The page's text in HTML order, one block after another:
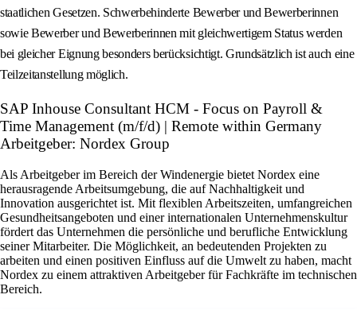
staatlichen Gesetzen. Schwerbehinderte Bewerber und Bewerberinnen
sowie Bewerber und Bewerberinnen mit gleichwertigem Status werden
bei gleicher Eignung besonders berücksichtigt. Grundsätzlich ist auch eine
Teilzeitanstellung möglich.
SAP Inhouse Consultant HCM - Focus on Payroll &
Time Management (m/f/d) | Remote within Germany
Arbeitgeber: Nordex Group
Als Arbeitgeber im Bereich der Windenergie bietet Nordex eine
herausragende Arbeitsumgebung, die auf Nachhaltigkeit und
Innovation ausgerichtet ist. Mit flexiblen Arbeitszeiten, umfangreichen
Gesundheitsangeboten und einer internationalen Unternehmenskultur
fördert das Unternehmen die persönliche und berufliche Entwicklung
seiner Mitarbeiter. Die Möglichkeit, an bedeutenden Projekten zu
arbeiten und einen positiven Einfluss auf die Umwelt zu haben, macht
Nordex zu einem attraktiven Arbeitgeber für Fachkräfte im technischen
Bereich.